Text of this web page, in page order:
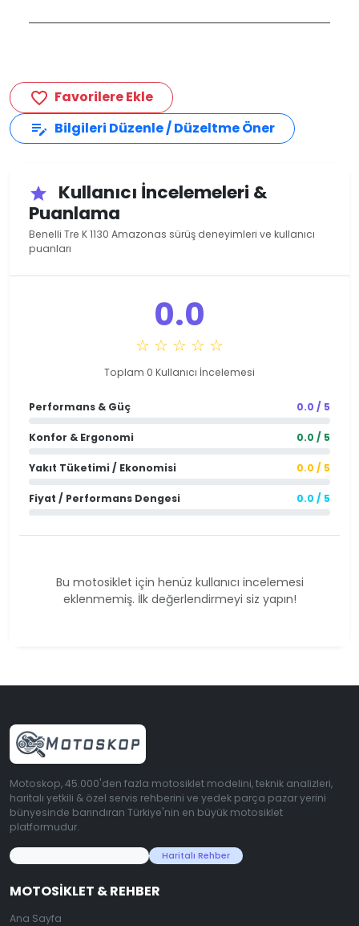
favorite_border Favorilere Ekle
edit_note Bilgileri Düzenle / Düzeltme Öner
star
Kullanıcı İncelemeleri &
Puanlama
Benelli Tre K 1130 Amazonas sürüş deneyimleri ve kullanıcı
puanları
0.0
☆ ☆ ☆ ☆ ☆
Toplam 0 Kullanıcı İncelemesi
Performans & Güç 0.0 / 5
Konfor & Ergonomi 0.0 / 5
Yakıt Tüketimi / Ekonomisi 0.0 / 5
Fiyat / Performans Dengesi 0.0 / 5
Bu motosiklet için henüz kullanıcı incelemesi
eklenmemiş. İlk değerlendirmeyi siz yapın!
Motoskop, 45.000'den fazla motosiklet modelini, teknik analizleri,
haritalı yetkili & özel servis rehberini ve yedek parça pazar yerini
bünyesinde barındıran Türkiye'nin en büyük motosiklet
platformudur.
Haritalı Rehber
MOTOSIKLET & REHBER
Ana Sayfa